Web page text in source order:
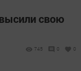
свою
745 0 0